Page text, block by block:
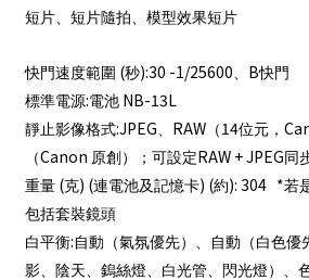
短片、短片隨拍、模型效果短片
快門速度範圍 (秒):30 -1/25600 B快門
標準電源:電池 NB-13L
靜止影像格式:JPEG RAW （ 14位元，
（Canon 原創）；可設定RAW + JPEG 同
重量 (克) (連電池及記憶卡) (約): 304 *若
包括套裝鏡頭
白平衡: 自動（氣氛優先）、自動（白色優
影、陰天、鎢絲燈、白光管、閃光燈）、